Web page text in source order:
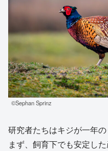
©Sephan Sprinz
研究者たちはキジが一年
まず、飼育下でも安定し